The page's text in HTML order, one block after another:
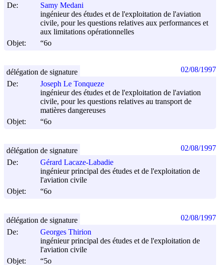
De:
Samy Medani
ingénieur des études et de l'exploitation de l'aviation
civile, pour les questions relatives aux performances et
aux limitations opérationnelles
Objet:
“6o
De:
Joseph Le Tonqueze
ingénieur des études et de l'exploitation de l'aviation
civile, pour les questions relatives au transport de
matières dangereuses
Objet:
“6o
délégation de signature 02/08/1997
De:
Gérard Lacaze-Labadie
ingénieur principal des études et de l'exploitation de
l'aviation civile
Objet:
“6o
délégation de signature 02/08/1997
De:
Georges Thirion
ingénieur principal des études et de l'exploitation de
l'aviation civile
Objet:
“5o
délégation de signature 02/08/1997